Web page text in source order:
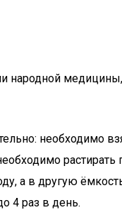
народной
необходимо
а в другую
4 раз в день.